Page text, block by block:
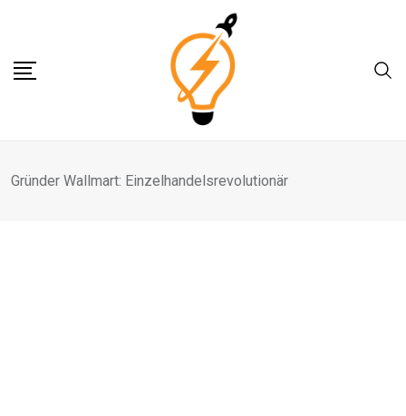
content
Gründer Wallmart: Einzelhandelsrevolutionär